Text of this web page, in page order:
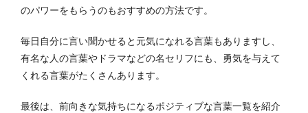
のパワーをもらうのもおすすめの方法です。
毎日自分に言い聞かせると元気になれる言葉もありますし、
有名な人の言葉やドラマなどの名セリフにも、勇気を与えて
くれる言葉がたくさんあります。
最後は、前向きな気持ちになるポジティブな言葉一覧を紹介